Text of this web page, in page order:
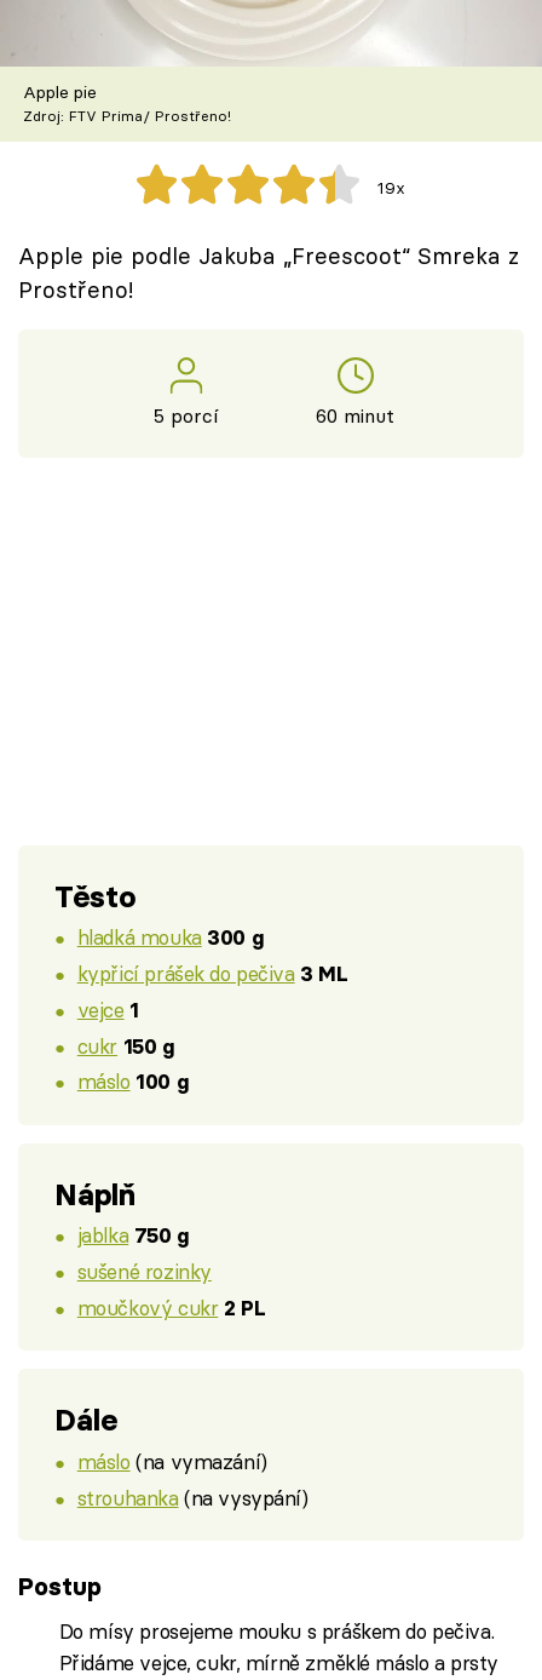
Škola vaření
Recepty z TV
Speciál: Cuketa
Těhotnej kuchař
Sledujte prima+
Apple pie
Zdroj: FTV Prima/ Prostřeno!
19x
Apple pie podle Jakuba „Freescoot“ Smreka z
Prostřeno!
5 porcí 60 minut
Těsto
hladká mouka 300 g
kypřicí prášek do pečiva 3 ML
vejce 1
cukr 150 g
máslo 100 g
Náplň
jablka 750 g
sušené rozinky
moučkový cukr 2 PL
Dále
máslo (na vymazání)
strouhanka(na vysypání)
Postup
Do mísy prosejeme mouku s práškem do pečiva.
Přidáme vejce, cukr, mírně změklé máslo a prsty